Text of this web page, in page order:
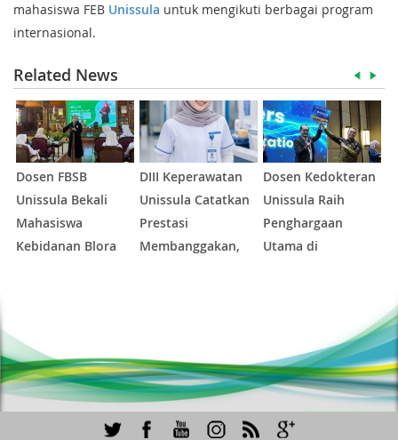
mahasiswa FEB Unissula untuk mengikuti berbagai program
internasional.
Related News
Dosen FBSB
Unissula Bekali
Mahasiswa
Kebidanan Blora
DIII Keperawatan
Unissula Catatkan
Prestasi
Membanggakan,
Nasional
Dosen Kedokteran
Unissula Raih
Penghargaan
Utama di